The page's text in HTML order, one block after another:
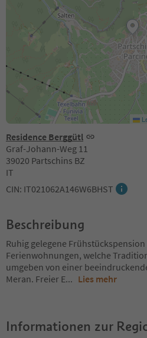
Residence Berggütl
Graf-Johann-Weg 11
39020 Partschins BZ
IT
CIN: IT021062A146W6BHST
Beschreibung
Ruhig gelegene
Ferienwohnungen, welche
umgeben von einer
Meran. Freier E... Lies mehr
Informationen zur